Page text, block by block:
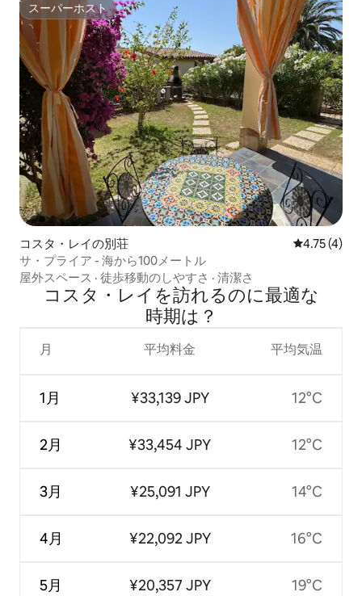
スーパーホスト
スーパーホスト
コスタ・レイの別荘 レビュー4
4.75 (4)
サ・プライア - 海から100メートル
屋外スペース · 徒歩移動のしやすさ · 清潔さ
コスタ・レイを訪⁠れ⁠るの⁠に最⁠適⁠な
時⁠期⁠は⁠？
月
1月
2月
3月
4月
5月
平均料金
¥33,139 JPY
¥33,454 JPY
¥25,091 JPY
¥22,092 JPY
¥20,357 JPY
平均気温
12°C
12°C
14°C
16°C
19°C